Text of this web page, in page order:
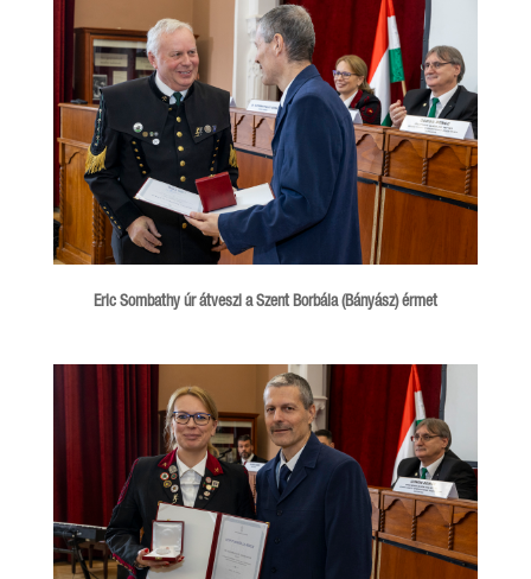
Eric Sombathy úr átveszi a Szent Borbála (Bányász) érmet